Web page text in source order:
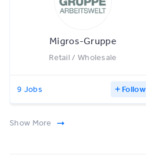
Migros-Gruppe
Retail / Wholesale
9 Jobs Follow
Show More